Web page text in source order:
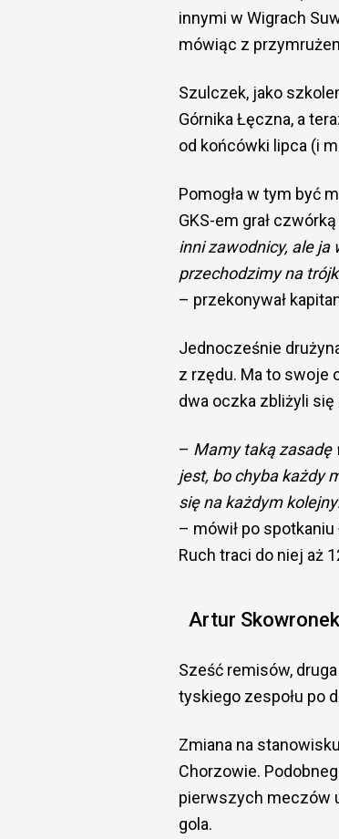
innymi w Wigrach
mówiąc z
Szulczek, jako
Górnika Łęczna, a
od końcówki lipca (i
Pomogła w tym być
GKS-em grał czwórką
inni zawodnicy, ale
przechodzimy na
– przekonywał
Jednocześnie
z rzędu. Ma to swoje
dwa oczka zbliżyli
– Mamy taką zasadę
jest, bo chyba każdy
się na każdym
– mówił po
Ruch traci do niej aż
Artur
Sześć remisów,
tyskiego zespołu po
Zmiana na
Chorzowie.
pierwszych meczów
gola.